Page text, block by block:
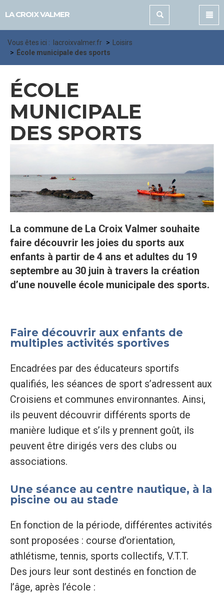
LA CROIX VALMER
Vous êtes ici : lacroixvalmer.fr
Loisirs
École municipale des sports
ÉCOLE
MUNICIPALE
DES SPORTS
La commune de La Croix Valmer souhaite
faire découvrir les joies du sports aux
enfants à partir de 4 ans et adultes du 19
septembre au 30 juin à travers la création
d’une nouvelle école municipale des sports.
Faire découvrir aux enfants de
multiples activités sportives
Encadrées par des éducateurs sportifs
qualifiés, les séances de sport s’adressent aux
Croisiens et communes environnantes. Ainsi,
ils peuvent découvrir différents sports de
manière ludique et s’ils y prennent goût, ils
peuvent être dirigés vers des clubs ou
associations.
Une séance au centre nautique, à la
piscine ou au stade
En fonction de la période, différentes activités
sont proposées : course d’orientation,
athlétisme, tennis, sports collectifs, V.T.T.
Des jours leur sont destinés en fonction de
l’âge, après l’école :